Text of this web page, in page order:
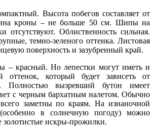
Высота побегов составляет от
кроны – не больше 50 см. Шипы на
отсутствуют. Облиственность сильная.
темно-зеленого оттенка. Листовая
поверхность и зазубренный край.
– красный. Но лепестки могут иметь и
оттенок, который будет зависеть от
Полностью вызревший бутон имеет
с черным бархатным налетом. Обычно
заметны по краям. На изнаночной
(особенно в солнечную погоду) можно
золотистые искры-прожилки.